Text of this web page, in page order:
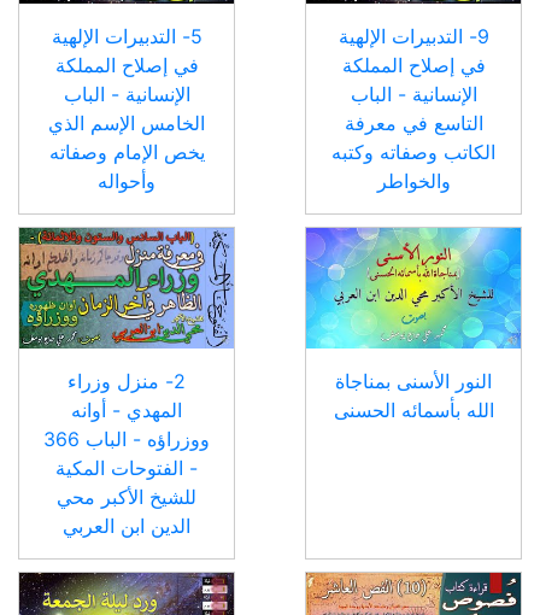
9- التدبيرات الإلهية
في إصلاح المملكة
الإنسانية - الباب
التاسع في معرفة
الكاتب وصفاته وكتبه
والخواطر
5- التدبيرات الإلهية
في إصلاح المملكة
الإنسانية - الباب
الخامس الإسم الذي
يخص الإمام وصفاته
وأحواله
النور الأسنى بمناجاة
الله بأسمائه الحسنى
2- منزل وزراء
المهدي - أوانه
ووزراؤه - الباب 366
- الفتوحات المكية
للشيخ الأكبر محي
الدين ابن العربي